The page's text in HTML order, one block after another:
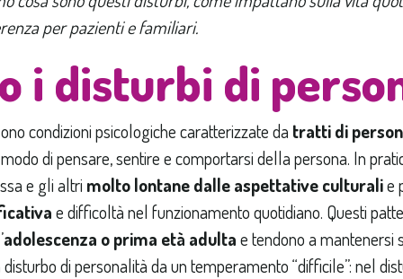
per pazienti e familiari.
i disturbi di
condizioni psicologiche caratterizzate da tratti di
di pensare, sentire e comportarsi della persona. In
e gli altri molto lontane dalle aspettative culturalie
e difficoltà nel funzionamento quotidiano. Questi
adolescenza o prima età adultae tendono a mantenersi
di personalità da un temperamento “difficile”: nel